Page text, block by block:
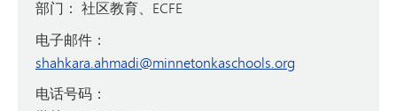
部门： 社区教育、ECFE
电子邮件：
shahkara.ahmadi@minnetonkaschools.org
电话号码：